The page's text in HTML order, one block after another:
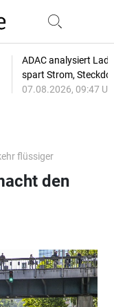
ADAC analysiert
spart Strom,
07.08.2026, 09:47
flüssiger
den